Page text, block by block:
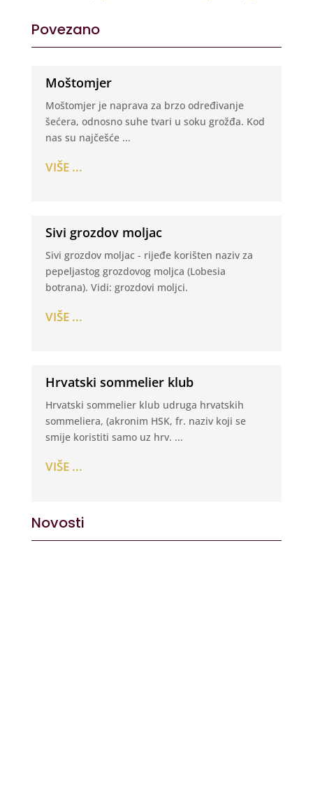
Povezano
Moštomjer
Moštomjer je naprava za brzo određivanje
šećera, odnosno suhe tvari u soku grožđa. Kod
nas su najčešće ...
VIŠE ...
Sivi grozdov moljac
Sivi grozdov moljac - rijeđe korišten naziv za
pepeljastog grozdovog moljca (Lobesia
botrana). Vidi: grozdovi moljci.
VIŠE ...
Hrvatski sommelier klub
Hrvatski sommelier klub udruga hrvatskih
sommeliera, (akronim HSK, fr. naziv koji se
smije koristiti samo uz hrv. ...
VIŠE ...
Novosti